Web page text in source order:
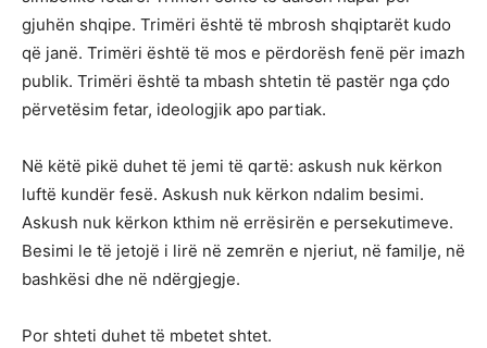
gjuhën shqipe. Trimëri është të mbrosh shqiptarët kudo
që janë. Trimëri është të mos e përdorësh fenë për imazh
publik. Trimëri është ta mbash shtetin të pastër nga çdo
përvetësim fetar, ideologjik apo partiak.
Në këtë pikë duhet të jemi të qartë: askush nuk kërkon
luftë kundër fesë. Askush nuk kërkon ndalim besimi.
Askush nuk kërkon kthim në errësirën e persekutimeve.
Besimi le të jetojë i lirë në zemrën e njeriut, në familje, në
bashkësi dhe në ndërgjegje.
Por shteti duhet të mbetet shtet.